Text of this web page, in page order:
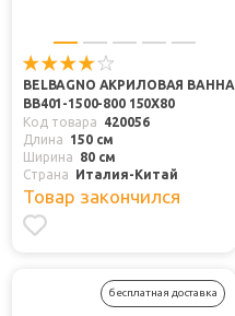
BELBAGNO АКРИЛОВАЯ ВАННА
BB401-1500-800 150X80
Код товара
420056
Длина
150 см
Ширина
80 см
Страна
Италия-Китай
Товар закончился
бесплатная доставка